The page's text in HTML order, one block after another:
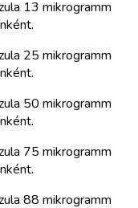
13 mikrogramm
25 mikrogramm
50 mikrogramm
75 mikrogramm
88 mikrogramm